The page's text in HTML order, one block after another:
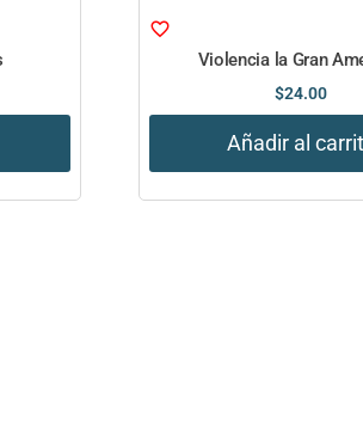
Violencia la Gran
$24.00
Añadir al